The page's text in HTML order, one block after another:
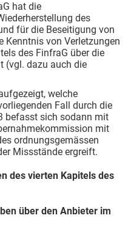
hat die
des
für die Beseitigung von
Kenntnis von Verletzungen
des FinfraG über die
(vgl. dazu auch die
welche
Fall durch die
befasst sich sodann mit
mit
ordnungsgemässen
Missstände ergreift.
des vierten Kapitels des
über den Anbieter im